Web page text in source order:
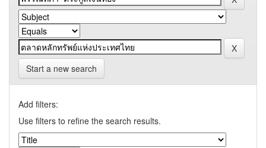
Start a new search
Add filters:
Use filters to refine the search results.